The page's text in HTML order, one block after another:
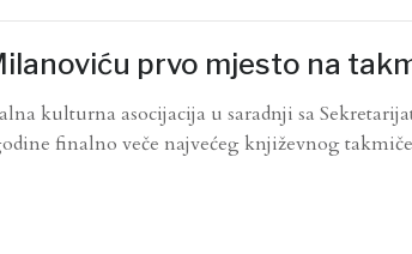
prvo mjesto na
kulturna asocijacija u saradnji sa
finalno veče najvećeg književnog